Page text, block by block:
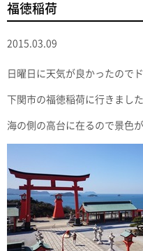
福徳稲荷
2015.03.09
日曜日に天気が良かったので
下関市の福徳稲荷に行きまし
海の側の高台に在るので景色